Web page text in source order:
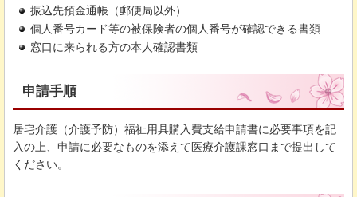
振込先預金通帳（郵便局以外）
個人番号カード等の被保険者の個人番号が確認できる書類
窓口に来られる方の本人確認書類
申請手順
居宅介護（介護予防）福祉用具購入費支給申請書に必要事項を記
入の上、申請に必要なものを添えて医療介護課窓口まで提出して
ください。